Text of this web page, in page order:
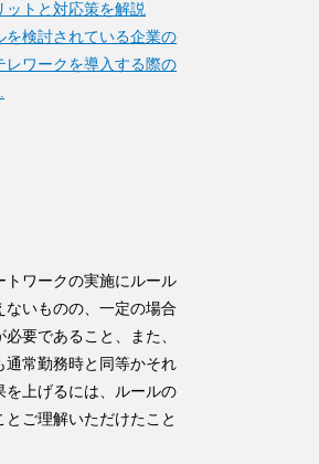
トと対応策を解説
を検討されている企業の
レワークを導入する際の
トワークの実施にルール
ないものの、一定の場合
要であること、また、
通常勤務時と同等かそれ
を上げるには、ルールの
ご理解いただけたこと